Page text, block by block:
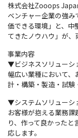
株式会社Zooops
ベンチャー企業の強
価できる環境」と、中
てきたノウハウ」が、
事業内容
▼ビジネスソリューシ
幅広い業種において
計・構築・製造・試験
▼システムソリューシ
お客様が抱える業務
り、作って良かった
応します。